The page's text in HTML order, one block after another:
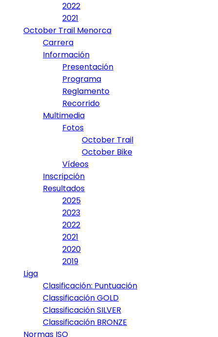
2022
2021
October Trail Menorca
Carrera
Información
Presentación
Programa
Reglamento
Recorrido
Multimedia
Fotos
October Trail
October Bike
Vídeos
Inscripción
Resultados
2025
2023
2022
2021
2020
2019
Liga
Clasificación: Puntuación
Classificación GOLD
Classificación SILVER
Classificación BRONZE
Normas ISO